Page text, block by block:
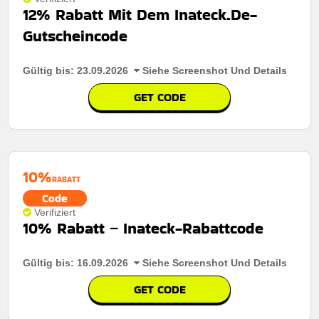
Bedingungen:
Weitere Informationen finden Sie in den
Geschäftsbedingungen auf der Website des Händlers.
Art des Angebots:Zeitlich begrenztes Angebot
Kumulierbar:Kombiniert mit anderen Werbeaktionen.
Geschäftsbedingungen auf der Website des Händlers.
12% Rabatt Mit Dem Inateck.De-
Gutscheincode
Gültig bis: 23.09.2026 Siehe Screenshot Und Details
GET CODE
Sichern sie sich 12% rabatt auf jede bestellung
durch eingabe des codes an der kasse.
10%RABATT
Code
Verifiziert
10% Rabatt – Inateck-Rabattcode
Gültig bis: 16.09.2026 Siehe Screenshot Und Details
GET CODE